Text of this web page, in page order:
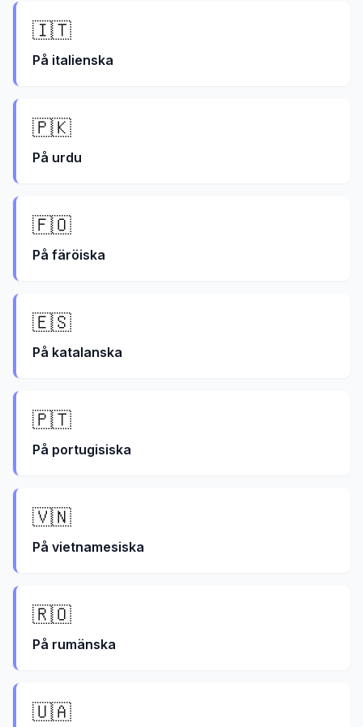
🇮🇹
På italienska
🇵🇰
På urdu
🇫🇴
På färöiska
🇪🇸
På katalanska
🇵🇹
På portugisiska
🇻🇳
På vietnamesiska
🇷🇴
På rumänska
🇺🇦